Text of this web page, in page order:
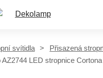
svítidla
Přisazená
LED stropnice